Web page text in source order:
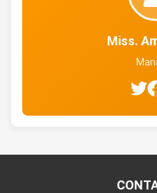
Miss.